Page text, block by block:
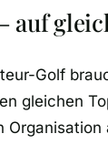
Golf
gleichen